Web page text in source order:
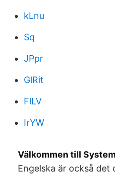
kLnu
Sq
JPpr
GlRit
FlLV
IrYW
Välkommen till
Engelska är också det